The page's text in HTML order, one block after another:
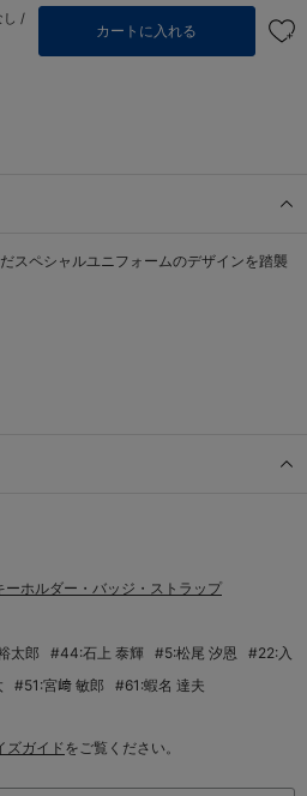
し /
カートに入れる
スペシャルユニフォームのデザインを踏襲
ーホルダー・バッジ・ストラップ
太郎 #44:石上 泰輝 #5:松尾 汐恩
#22:入
#51:宮﨑 敏郎 #61:蝦名 達夫
ズガイドをご覧ください。